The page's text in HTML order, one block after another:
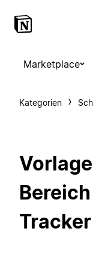
Marketplace
Kategorien
Tracker